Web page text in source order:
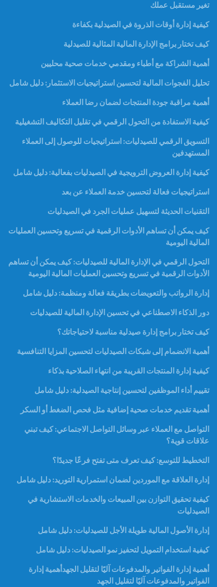
تغير مستقبل عملك
كيفية إدارة أوقات الذروة في الصيدلية بكفاءة
كيف تختار برامج الإدارة المالية المثالية للصيدلية
أهمية الشراكة مع أطباء ومقدمي خدمات صحية محليين
تحليل الفجوات المالية لتحسين استراتيجيات الاستثمار: دليل شامل
أهمية مراقبة جودة المنتجات لضمان رضا العملاء
كيفية الاستفادة من التحول الرقمي في تقليل التكاليف التشغيلية
التسويق الرقمي للصيدليات: استراتيجيات للوصول إلى العملاء
المستهدفين
كيفية إدارة العروض الترويجية في الصيدليات بفعالية: دليل شامل
استراتيجيات فعالة لتحسين خدمة العملاء عن بعد
التقنيات الحديثة لتسهيل عمليات الجرد في الصيدليات
كيف يمكن أن تساهم الأدوات الرقمية في تسريع وتحسين العمليات
المالية اليومية
التحول الرقمي في الإدارة المالية للصيدليات: كيف يمكن أن تساهم
الأدوات الرقمية في تسريع وتحسين العمليات المالية اليومية
إدارة الرواتب والتعويضات بطريقة فعالة ومنظمة: دليل شامل
دور الذكاء الاصطناعي في تحسين الإدارة المالية للصيدليات
كيف تختار برامج إدارة صيدلية مناسبة لاحتياجاتك؟
أهمية الانضمام إلى شبكات الصيدليات لتحسين المزايا التنافسية
كيفية إدارة المنتجات القريبة من انتهاء الصلاحية بذكاء
تقييم أداء الموظفين لتحسين إنتاجية الصيدلية: دليل شامل
أهمية تقديم خدمات صحية إضافية مثل فحص الضغط أو السكر
التواصل مع العملاء عبر وسائل التواصل الاجتماعي: كيف تبني
علاقات قوية؟
التخطيط للتوسع: كيف تعرف متى تفتح فرعًا جديدًا؟
إدارة العلاقة مع الموردين لضمان استمرارية التوريد: دليل شامل
كيفية تحقيق التوازن بين المبيعات والخدمات الاستشارية في
الصيدليات
إدارة الأصول المالية طويلة الأجل للصيدليات: دليل شامل
كيفية استخدام التمويل لتحفيز نمو الصيدليات: دليل شامل
أهمية إدارة الفواتير والمدفوعات آليًا لتقليل الجهدأهمية إدارة
الفواتير والمدفوعات آليًا لتقليل الجهد